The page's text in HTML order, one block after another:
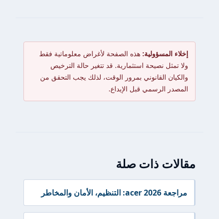
إخلاء المسؤولية: هذه الصفحة لأغراض معلوماتية فقط
ولا تمثل نصيحة استثمارية. قد تتغير حالة الترخيص
والكيان القانوني بمرور الوقت، لذلك يجب التحقق من
المصدر الرسمي قبل الإيداع.
مقالات ذات صلة
مراجعة acer 2026: التنظيم، الأمان والمخاطر